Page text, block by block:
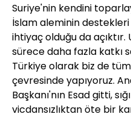
Suriye'nin kendini
İslam aleminin
ihtiyaç olduğu da
sürece daha fazla katkı
Türkiye olarak biz de
çevresinde yapıyoruz.
Başkanı'nın Esad gitti,
vicdansızlıktan öte bir